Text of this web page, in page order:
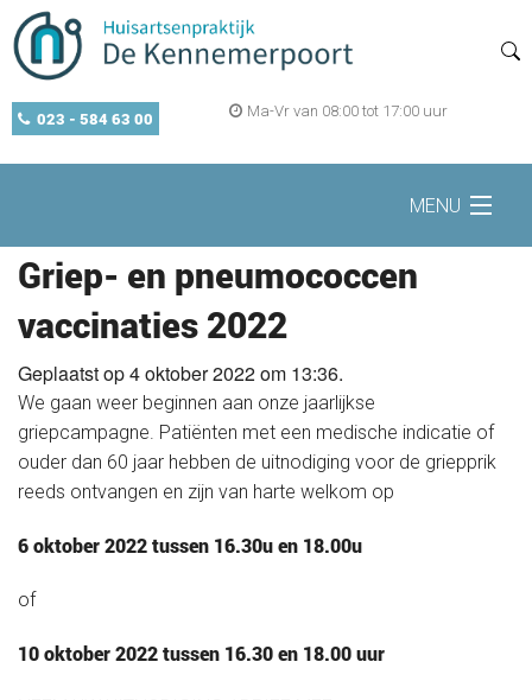
023 - 584 63 00 Ma-Vr van 08:00 tot 17:00 uur
MENU
Home
Zelf regelen
Openingstijden
Medische informatie
Griep- en pneumococcen
vaccinaties 2022
Geplaatst op 4 oktober 2022 om 13:36.
We gaan weer beginnen aan onze jaarlijkse
griepcampagne. Patiënten met een medische indicatie of
ouder dan 60 jaar hebben de uitnodiging voor de griepprik
reeds ontvangen en zijn van harte welkom op
6 oktober 2022 tussen 16.30u en 18.00u
of
10 oktober 2022 tussen 16.30 en 18.00 uur